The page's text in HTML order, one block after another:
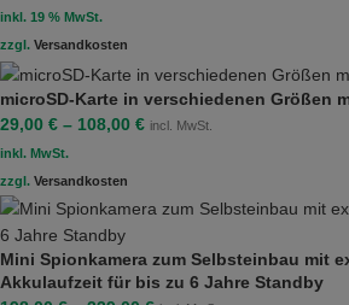
inkl. 19 % MwSt.
zzgl. Versandkosten
microSD-Karte in verschiedenen Größen
29,00 € – 108,00 € incl. MwSt.
inkl. MwSt.
zzgl. Versandkosten
Mini Spionkamera zum Selbsteinbau mit
Akkulaufzeit für bis zu 6 Jahre Standby